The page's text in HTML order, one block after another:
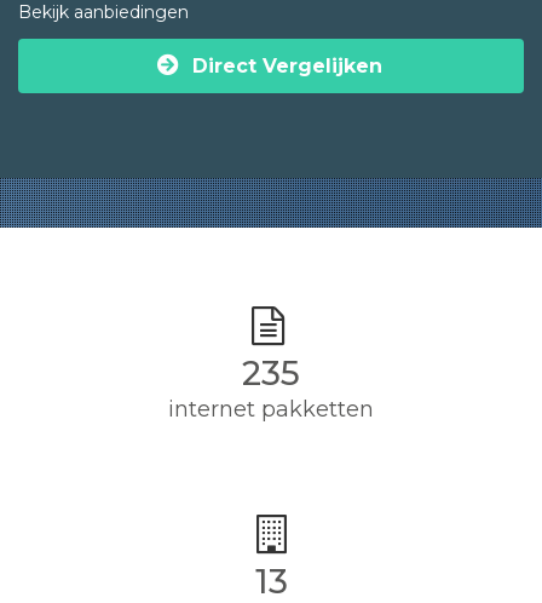
Bekijk aanbiedingen
Direct Vergelijken
235
internet pakketten
13